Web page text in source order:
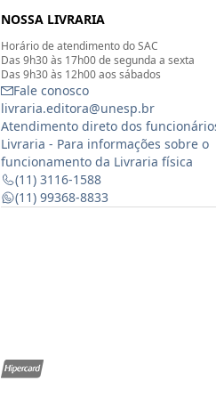
NOSSA LIVRARIA
Horário de atendimento do SAC
Das 9h30 às 17h00 de segunda a sexta
Das 9h30 às 12h00 aos sábados
Fale conosco
livraria.editora@unesp.br
Atendimento direto dos
Livraria - Para informações sobre o
funcionamento da Livraria física
(11) 3116-1588
(11) 99368-8833